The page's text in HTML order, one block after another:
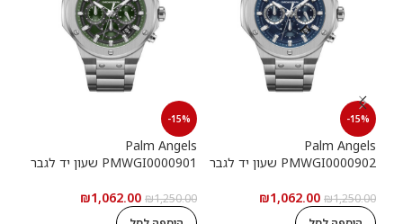
-15%
Palm Angels
PMWGI0000902 שעון יד לגבר
₪1,250.00
₪1,062.00
-15%
Palm Angels
PMWGI0000901 שעון יד לגבר
₪1,250.00
₪1,062.00